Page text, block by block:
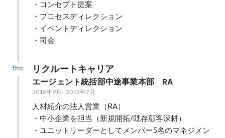
・コンセプト提案
・プロセスディレクション
・イベントディレクション
・司会
リクルートキャリア
エージェント統括部中途事業本部　RA
2012年9月 - 2015年7月
人材紹介の法人営業（RA）
・中小企業を担当（新規開拓/既存顧客深耕）
・ユニットリーダーとしてメンバー5名のマネジメン